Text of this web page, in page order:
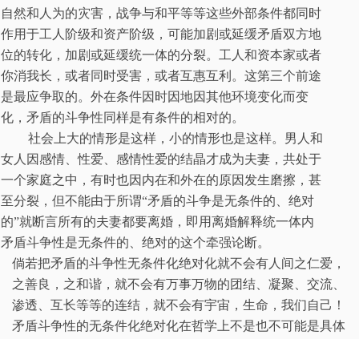
自然和人为的灾害，战争与和平等等这些外部条件都同时
作用于工人阶级和资产阶级，可能加剧或延缓矛盾双方地
位的转化，加剧或延缓统一体的分裂。工人和资本家或者
你消我长，或者同时受害，或者互惠互利。这第三个前途
是最应争取的。外在条件因时因地因其他环境变化而变
化，矛盾的斗争性同样是有条件的相对的。
社会上大的情形是这样，小的情形也是这样。男人和
女人因感情、性爱、感情性爱的结晶才成为夫妻，共处于
一个家庭之中，有时也因内在和外在的原因发生磨擦，甚
至分裂，但不能由于所谓“矛盾的斗争是无条件的、绝对
的”就断言所有的夫妻都要离婚，即用离婚解释统一体内
矛盾斗争性是无条件的、绝对的这个牵强论断。
倘若把矛盾的斗争性无条件化绝对化就不会有人间之仁爱，
之善良，之和谐，就不会有万事万物的团结、凝聚、交流、
渗透、互长等等的连结，就不会有宇宙，生命，我们自己！
矛盾斗争性的无条件化绝对化在哲学上不是也不可能是具体